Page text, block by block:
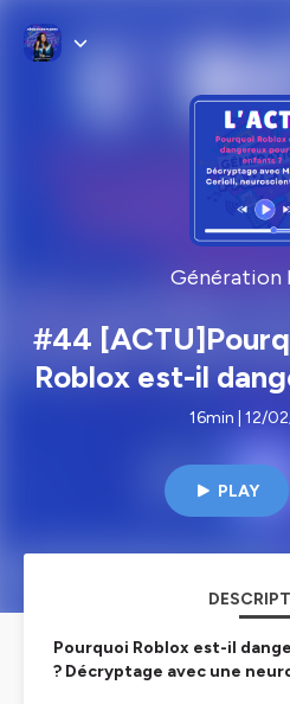
Génération
#44
Roblox est-il
enfants ? Décryptage avec
Mathilde
16min | 12/
PLAY
Pourquoi Roblox est-il
? Décryptage avec une